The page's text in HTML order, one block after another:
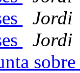
Jordi
Jordi